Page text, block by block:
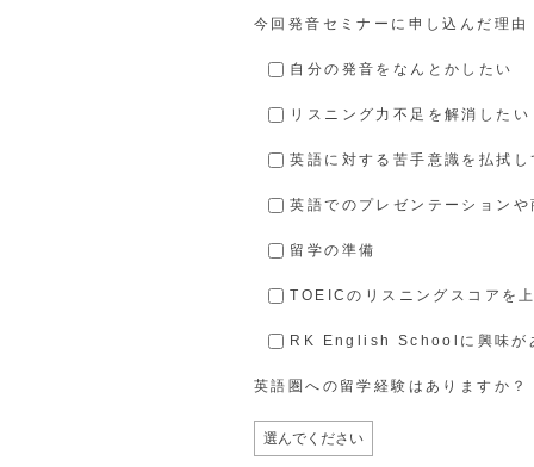
今回発音セミナーに申し込んだ理由
自分の発音をなんとかしたい
リスニング力不足を解消したい
英語に対する苦手意識を払拭
英語でのプレゼンテーション
留学の準備
TOEICのリスニングスコアを
RK English Schoolに興味が
英語圏への留学経験はありますか？